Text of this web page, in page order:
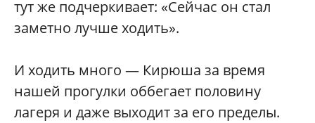
тут же подчеркивает: «Сейчас он стал
заметно лучше ходить».
И ходить много — Кирюша за время
нашей прогулки оббегает половину
лагеря и даже выходит за его пределы.